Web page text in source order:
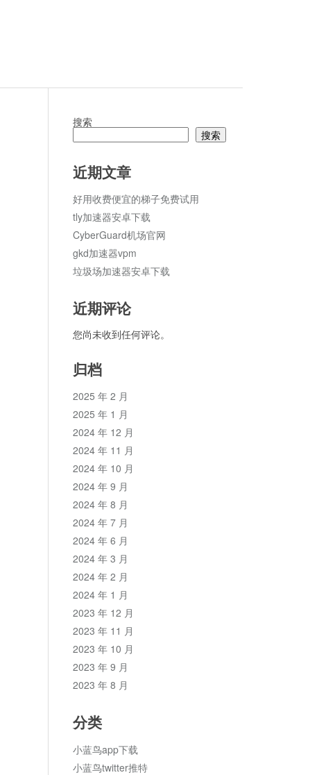
搜索
搜索
近期文章
好用收费便宜的梯子免费试用
tly加速器安卓下载
CyberGuard机场官网
gkd加速器vpm
垃圾场加速器安卓下载
近期评论
您尚未收到任何评论。
归档
2025 年 2 月
2025 年 1 月
2024 年 12 月
2024 年 11 月
2024 年 10 月
2024 年 9 月
2024 年 8 月
2024 年 7 月
2024 年 6 月
2024 年 3 月
2024 年 2 月
2024 年 1 月
2023 年 12 月
2023 年 11 月
2023 年 10 月
2023 年 9 月
2023 年 8 月
分类
小蓝鸟app下载
小蓝鸟twitter推特